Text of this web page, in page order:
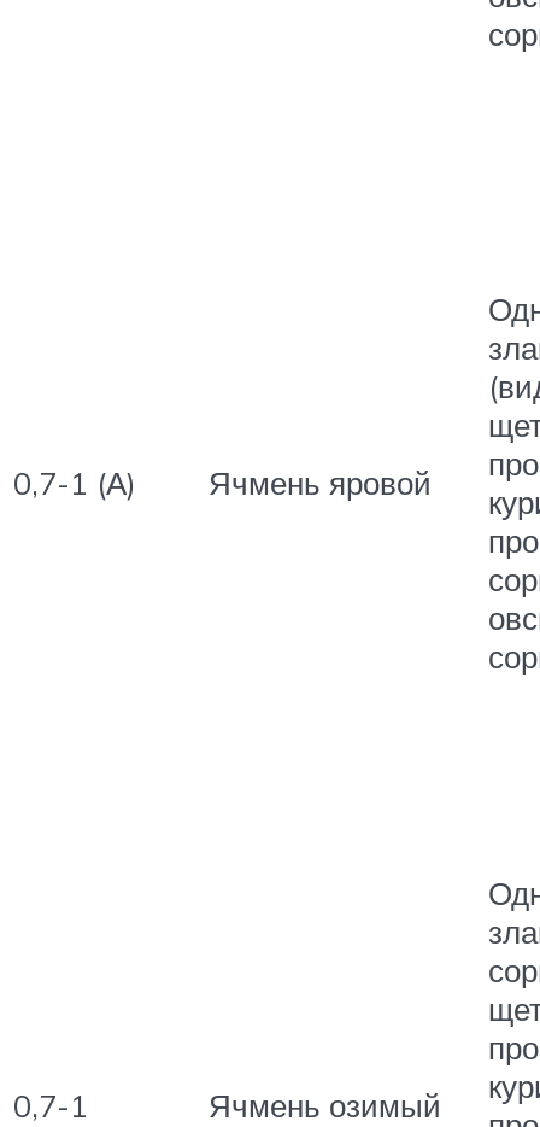
0,7-1 (А) Ячмень яровой
0,7-1 Ячмень озимый